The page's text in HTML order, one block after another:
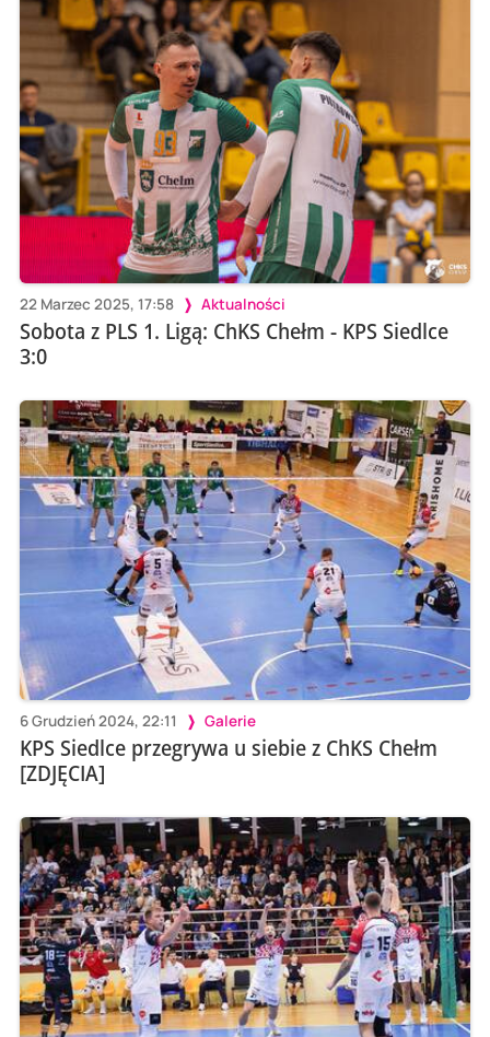
22 Marzec 2025, 17:58 Aktualności
Sobota z PLS 1. Ligą: ChKS Chełm - KPS Siedlce
3:0
6 Grudzień 2024, 22:11 Galerie
KPS Siedlce przegrywa u siebie z ChKS Chełm
[ZDJĘCIA]